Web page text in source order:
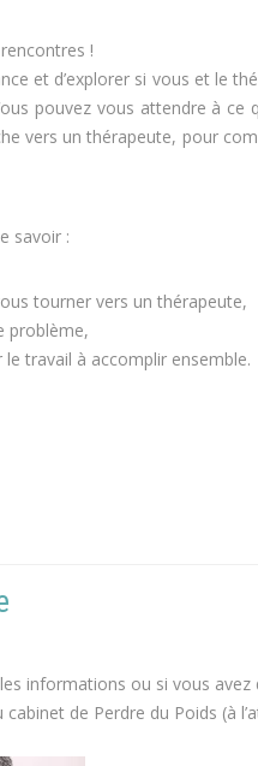
!
et d’explorer si vous et le
pouvez vous attendre à ce
vers un thérapeute, pour
savoir :
tourner vers un thérapeute,
problème,
travail à accomplir ensemble.
informations ou si vous avez
cabinet de Perdre du Poids (à